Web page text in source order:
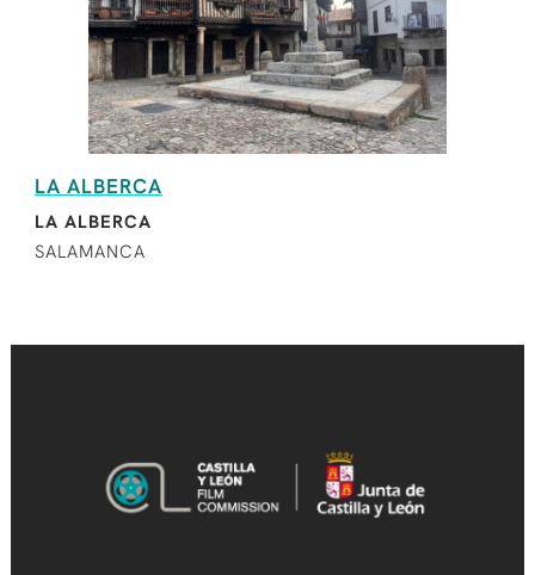
LA ALBERCA
LA ALBERCA
SALAMANCA